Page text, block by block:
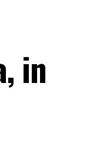
in